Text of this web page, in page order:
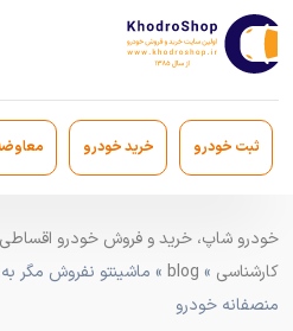
ثبت خودرو خرید خودرو
کارشناسی »
blog » ماشینتو نفروش مگر
منصفانه خودرو